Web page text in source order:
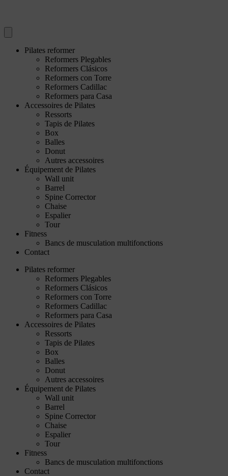
Pilates reformer
Reformers Plegables
Reformers Clásicos
Reformers con Torre
Reformers Cadillac
Reformers para Casa
Accessoires de Pilates
Ressorts
Tapis de Pilates
Box
Balles
Donut
Autres accessoires
Équipement de Pilates
Wall unit
Barrel
Spine Corrector
Chaise
Espalier
Tour
Fitness
Bancs de musculation multifonctions
Contact
Pilates reformer
Reformers Plegables
Reformers Clásicos
Reformers con Torre
Reformers Cadillac
Reformers para Casa
Accessoires de Pilates
Ressorts
Tapis de Pilates
Box
Balles
Donut
Autres accessoires
Équipement de Pilates
Wall unit
Barrel
Spine Corrector
Chaise
Espalier
Tour
Fitness
Bancs de musculation multifonctions
Contact